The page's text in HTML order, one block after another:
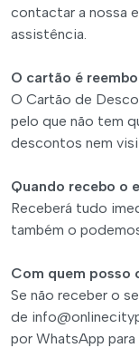
contactar a nossa
assistência.
O cartão é
O Cartão de
pelo que não tem
descontos nem
Quando recebo o
Receberá tudo
também o
Com quem posso
Se não receber o
de
por WhatsApp